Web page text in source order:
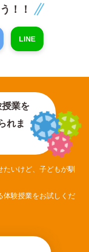
！！
LINE
業を
れま
いけど、子どもが馴
体験授業をお試しくだ